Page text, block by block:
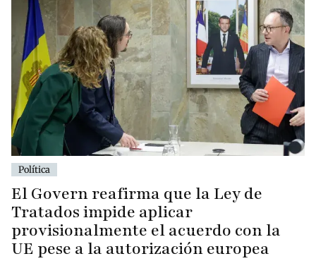
Política
El Govern reafirma que la Ley de
Tratados impide aplicar
provisionalmente el acuerdo con la
UE pese a la autorización europea